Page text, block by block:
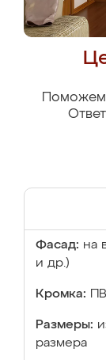
Поможем
Фасад: на
и др.)
Кромка:
Размеры:
размера